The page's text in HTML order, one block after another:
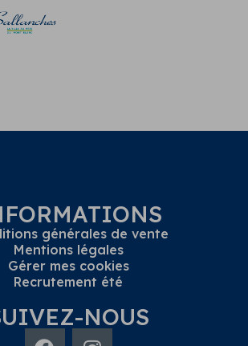
générales de vente
Mentions légales
Gérer mes cookies
Recrutement été
NOUS